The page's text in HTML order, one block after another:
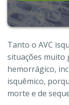
Tanto o AVC
situações muito
hemorrágico,
isquêmico,
morte e de